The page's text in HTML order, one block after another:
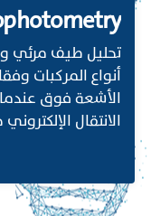
تحليل طيف مرئي
أنواع المركبات
الأشعة فوق
الانتقال